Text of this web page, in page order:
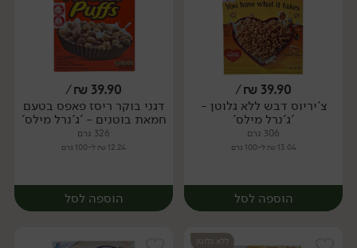
יח׳
39.90
₪
/
צ'יריוס דבש ללא גלוטן -
'ג'נרל מילס'
306 גרם
13.04 ₪ ל-100 גרם
הוספה לסל
39.90
₪
/
דגני בוקר ריסז פאפס בטעם
חמאת בוטנים - 'ג'נרל מילס'
326 גרם
12.24 ₪ ל-100 גרם
הוספה לסל
ללא גלוטן